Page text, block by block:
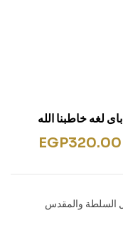
باى لغه خاطبنا الله
EGP320.00